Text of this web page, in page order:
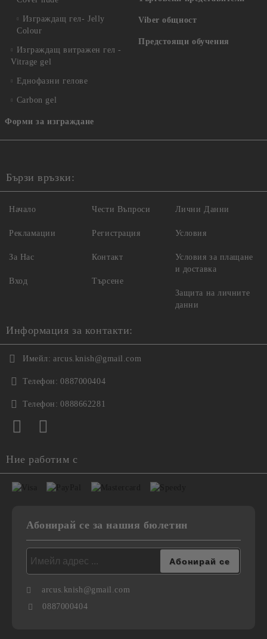
Изграждащ гел- Jelly
Colour
Изграждащ витражен гел -
Vitrage gel
Еднофазни гелове
Carbon gel
Форми за изграждане
Viber общност
Предстоящи обучения
Бързи връзки:
Начало
Рекламации
За Нас
Вход
Чести Въпроси
Регистрация
Контакт
Търсене
Лични Данни
Условия
Условия за плащане
и доставка
Защита на личните
данни
Информация за контакти:
Имейл: arcus.knish@gmail.com
Телефон: 0887000404
Телефон: 0888662281
Ние работим с
Абонирай се за нашия бюлетин
arcus.knish@gmail.com
0887000404